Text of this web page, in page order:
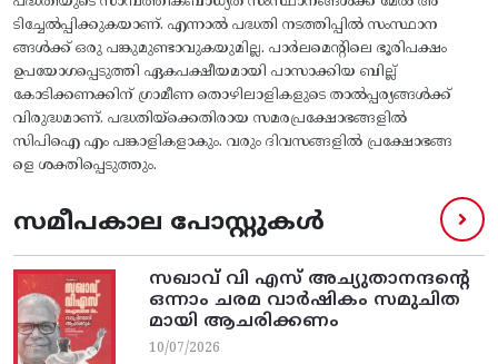
ടിച്ചേൽപ്പിക്കുകയാണ്‌. എന്നാൽ പദ്ധതി നടത്തിപ്പിൽ സംസ്ഥാന
ങ്ങൾക്ക്‌ ഒരു പങ്കുമുണ്ടാവുകയുമില്ല. പാർലമെന്റിലെ ഭൂരിപക്ഷം
ഉപയോഗപ്പെടുത്തി ഏകപക്ഷീയമായി പാസാക്കിയ ബില്ല്‌
കോടിക്കണക്കിന്‌ ഗ്രാമീണ തൊഴിലാളികളുടെ താൽപ്പര്യങ്ങൾക്ക്‌
വിരുദ്ധമാണ്‌. പദ്ധതിയ്‌ക്കെതിരായ സമരപ്രക്ഷോഭങ്ങളിൽ
സിപിഐ എം പങ്കാളികളാകും. വരും ദിവസങ്ങളിൽ പ്രക്ഷോഭങ്ങ
ളെ ശക്തിപ്പെടുത്തും.
സമീപകാല പോസ്റ്റുകൾ
സഖാവ് വി എസ്‌ അച്യുതാനന്ദന്റെ
ഒന്നാം ചരമ വാര്‍ഷികം സമുചിത
മായി ആചരിക്കണം
10/07/2026